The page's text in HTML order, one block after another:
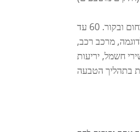
החומרים הריקים להטבעה הם בעיקר לוחות ופסים של פלדה מגולגלת בחום ובקור. 60 עד
מרכב רכב,
חשמל, יריעות